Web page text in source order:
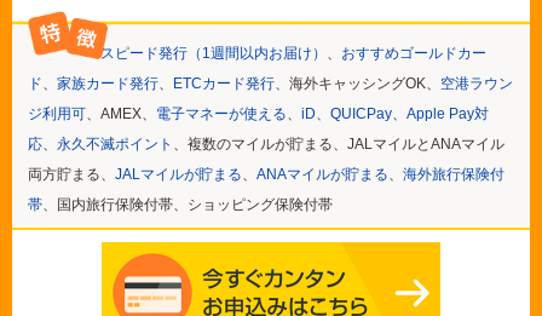
スピード発行（1週間以内お届け） 、 おすすめゴールドカー
ド、 家族カード発行、 ETCカード発行、海外キャッシングOK、 空港ラウン
ジ利用可、AMEX、 電子マネーが使える、 iD、 QUICPay、 Apple Pay対
応、 永久不滅ポイント 、複数のマイルが貯まる、JALマイルとANAマイル
両方貯まる、 JALマイルが貯まる、 ANAマイルが貯まる、 海外旅行保険付
帯、国内旅行保険付帯、ショッピング保険付帯